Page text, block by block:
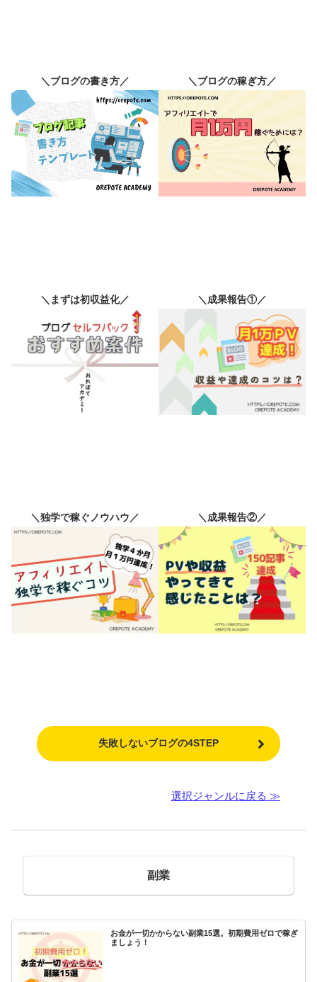
＼ブログの書き方／ ＼ブログの稼ぎ方／
＼まずは初収益化／ ＼成果報告①／
＼独学で稼ぐノウハウ／ ＼成果報告②／
失敗しないブログの4STEP
選択ジャンルに戻る ≫
副業
お金が一切かからない副業15選。初期費用ゼロで稼ぎ
ましょう！